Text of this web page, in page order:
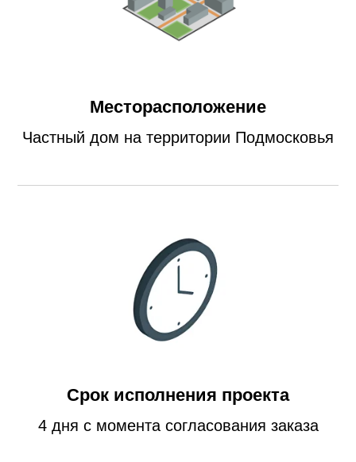
Месторасположение
Частный дом на территории Подмосковья
Срок исполнения проекта
4 дня с момента согласования заказа